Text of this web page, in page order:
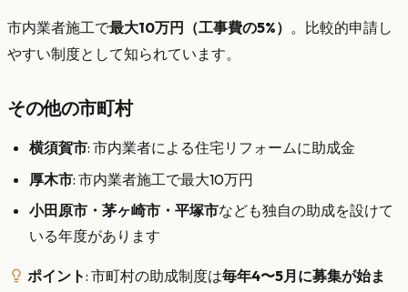
市内業者施工で最大10万円（工事費の5%） 。比較的申請し
やすい制度として知られています。
その他の市町村
横須賀市: 市内業者による住宅リフォームに助成金
厚木市: 市内業者施工で最大10万円
小田原市・茅ヶ崎市・平塚市なども独自の助成を設けて
いる年度があります
ポイント: 市町村の助成制度は毎年4〜5月に募集が始ま